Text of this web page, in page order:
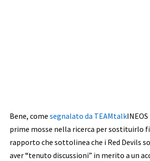
Bene, come segnalato da TEAMtalk
prime mosse nella ricerca per sostituirlo
rapporto che sottolinea che i Red Devils
aver “tenuto discussioni” in merito a un